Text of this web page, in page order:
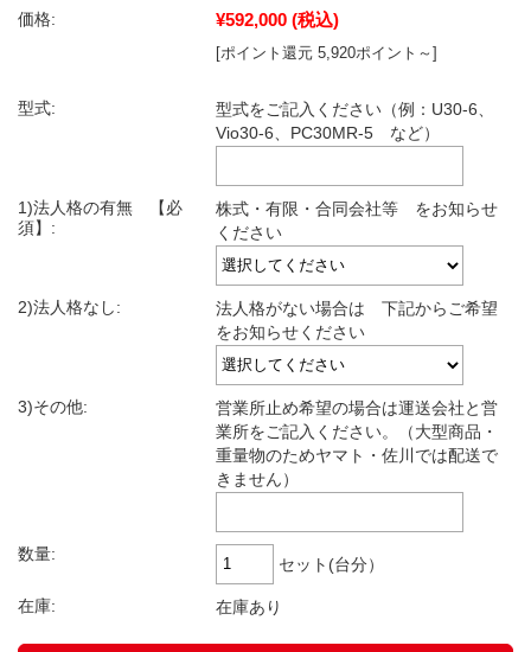
価格: ¥592,000 (税込)
[ポイント還元 5,920ポイント～]
型式:
型式をご記入ください（例：U30-6、
Vio30-6、PC30MR-5 など）
1)法人格の有無 【必
須】:
株式・有限・合同会社等 をお知らせ
ください
2)法人格なし:
法人格がない場合は 下記からご希望
をお知らせください
3)その他:
営業所止め希望の場合は運送会社と営
業所をご記入ください。（大型商品・
重量物のためヤマト・佐川では配送で
きません）
数量:
セット(台分）
在庫: 在庫あり